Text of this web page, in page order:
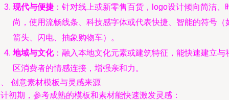
现代与便捷 ：针对线上或新零售百货，logo设计倾向简洁、
尚，使用流畅线条、科技感字体或代表快捷、智能的符号（
箭头、闪电、抽象购物车）。
地域与文化：融入本地文化元素或建筑特征，能快速建立与
区消费者的情感连接，增强亲和力。
创意素材模板与灵感来源
初期，参考成熟的模板和素材能快速激发灵感：